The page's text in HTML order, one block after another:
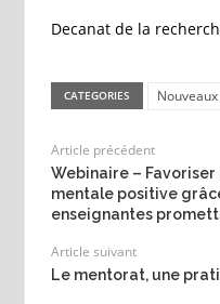
Decanat de la
CATEGORIES
Article précédent
Webinaire –
mentale positive
enseignantes
Article suivant
Le mentorat, une